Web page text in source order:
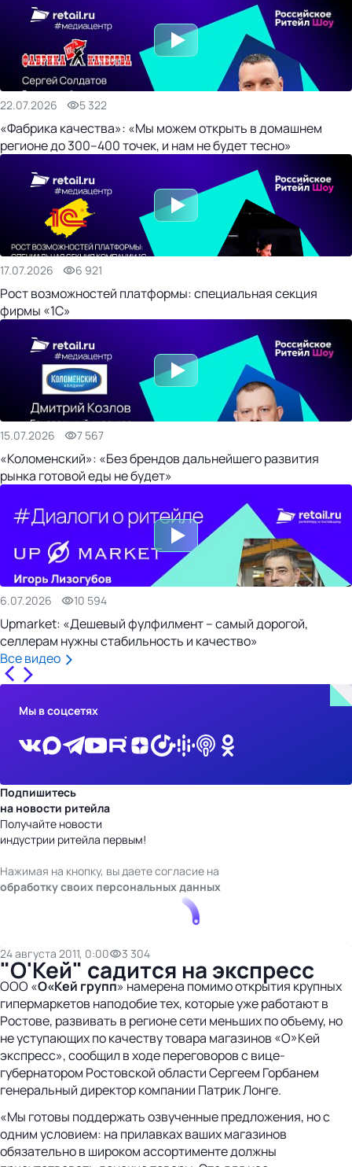
22.07.2026 5 322
«Фабрика качества»: «Мы можем открыть в домашнем
регионе до 300–400 точек, и нам не будет тесно»
17.07.2026 6 921
Рост возможностей платформы: специальная секция
фирмы «1С»
15.07.2026 7 567
«Коломенский»: «Без брендов дальнейшего развития
рынка готовой еды не будет»
6.07.2026 10 594
Upmarket: «Дешевый фулфилмент – самый дорогой,
селлерам нужны стабильность и качество»
Все видео
Мы в соцсетях
Подпишитесь
на новости ритейла
Получайте новости
индустрии ритейла первым!
Нажимая на кнопку, вы даете согласие на
обработку своих персональных данных
24 августа 2011, 0:00 3 304
"О'Кей" садится на экспресс
ООО «О«Кей групп» намерена помимо открытия крупных
гипермаркетов наподобие тех, которые уже работают в
Ростове, развивать в регионе сети меньших по объему, но
не уступающих по качеству товара магазинов «О»Кей
экспресс», сообщил в ходе переговоров с вице-
губернатором Ростовской области Сергеем Горбанем
генеральный директор компании Патрик Лонге.
«Мы готовы поддержать озвученные предложения, но с
одним условием: на прилавках ваших магазинов
обязательно в широком ассортименте должны